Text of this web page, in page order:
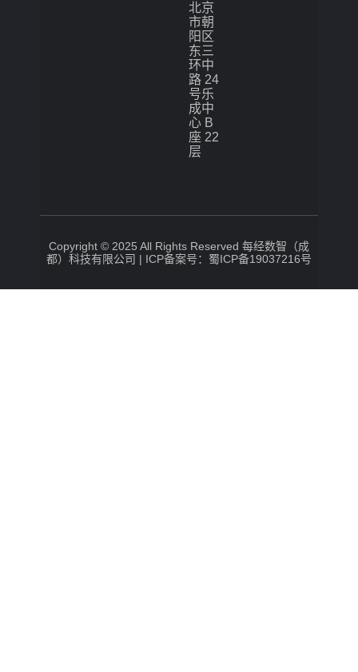
北京
市朝
阳区
东三
环中
路 24
号乐
成中
心 B
座 22
层
Copyright © 2025 All Rights Reserved 每经数智（成
都）科技有限公司 | ICP备案号：蜀ICP备19037216号